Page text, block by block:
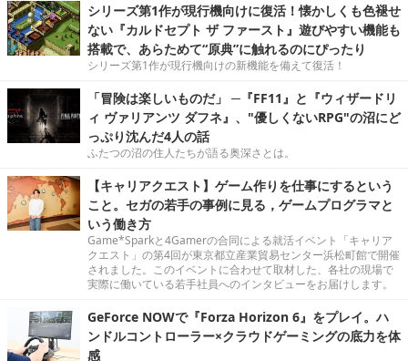
シリーズ第1作が現行機向けに復活！懐かしくも色褪せ
ない『カルドセプト ザ ファースト』遊びやすい機能も
搭載で、あらためて“原典”に触れるのにぴったり
シリーズ第1作が現行機向けの新機能を備えて復活！
「冒険は楽しいものだ」 ─『FF11』と『ウィザードリ
ィ ヴァリアンツ ダフネ』、"優しくないRPG"の沼にど
っぷり沈んだ4人の話
ふたつの沼の住人たちが語る奥深さとは。
【キャリアクエスト】ゲーム作りを仕事にするという
こと。セガの若手の事例に見る，ゲームプログラマと
いう働き方
Game*Sparkと4Gamerの合同による就活イベント「キャリア
クエスト」の第4回が東京都立産業貿易センター浜松町館で開催
されました。このイベントに合わせて取材した、各社の現場で
実際に働いている若手社員へのインタビューをお届けします。
GeForce NOWで『Forza Horizon 6』をプレイ。ハ
ンドルコントローラー×クラウドゲーミングの底力を体
感